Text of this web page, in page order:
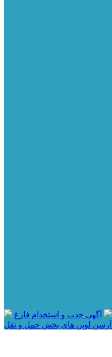
آگهی جذب و استخدام فارغ
/ آرسن لوپن های بخش حمل و نقل